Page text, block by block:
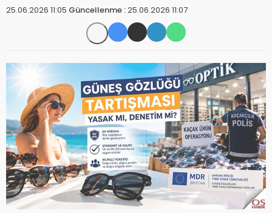
25.06.2026 11:05 Güncellenme :25.06.2026 11:07